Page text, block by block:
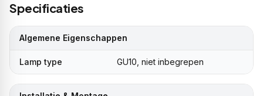
Specificaties
Algemene Eigenschappen
Lamp type GU10, niet inbegrepen